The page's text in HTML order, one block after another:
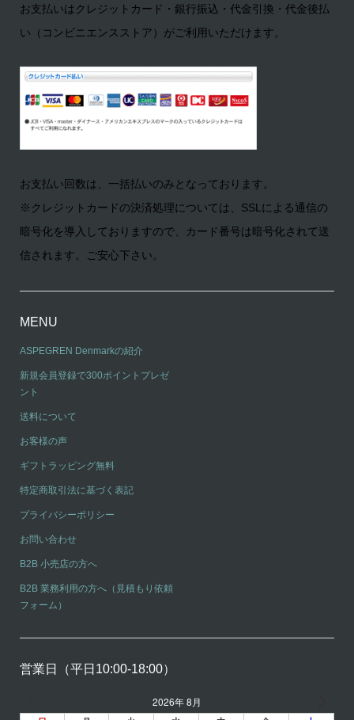
お支払いはクレジットカード・銀行振込・代金引換・代金後払
い（コンビニエンスストア）がご利用いただけます。
お支払い回数は、一括払いのみとなっております。
※クレジットカードの決済処理については、SSLによる通信の
暗号化を導入しておりますので、カード番号は暗号化されて送
信されます。ご安心下さい。
MENU
ASPEGREN Denmarkの紹介
新規会員登録で300ポイントプレゼ
ント
送料について
お客様の声
ギフトラッピング無料
特定商取引法に基づく表記
プライバシーポリシー
お問い合わせ
B2B 小売店の方へ
B2B 業務利用の方へ（見積もり依頼
フォーム）
営業日（平日10:00-18:00）
2026年 8月